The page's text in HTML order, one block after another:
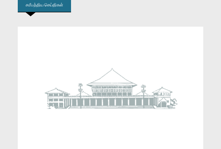
உறுப்பினர்
சமீபத்திய செய்திகள்